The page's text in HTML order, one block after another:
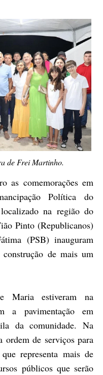
de Frei Martinho.
as comemorações em
Política do
na região do
Pinto (Republicanos)
(PSB) inauguram
de mais um
Maria estiveram na
a pavimentação em
da comunidade. Na
ordem de serviços para
representa mais de
públicos que serão